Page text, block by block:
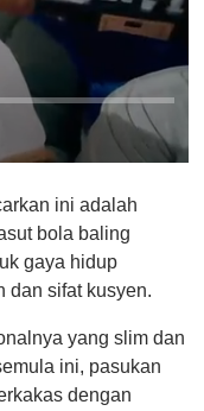
ini adalah
bola baling
gaya hidup
dan sifat kusyen.
yang slim dan
ini, pasukan
dengan